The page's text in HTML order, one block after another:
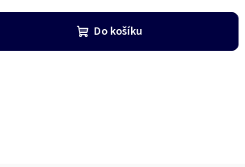
Do košíku